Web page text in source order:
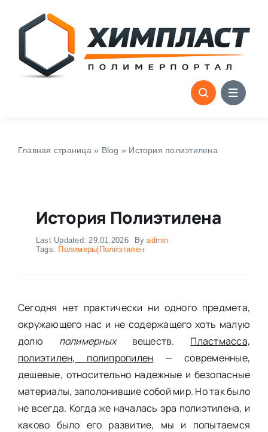
content
Главная страница » Blog » История полиэтилена
История Полиэтилена
Last Updated: 29.01.2026 Byadmin
Tags: Полимеры|Полиэтилeн
Сегодня нет практически ни одного предмета,
окружающего нас и не содержащего хоть малую
долю полимерныхвеществ. Пластмасса,
полиэтилен, полипропилен — современные,
дешевые, относительно надежные и безопасные
материалы, заполонившие собой мир. Но так было
не всегда. Когда же началась эра полиэтилена, и
каково было его развитие, мы и попытаемся